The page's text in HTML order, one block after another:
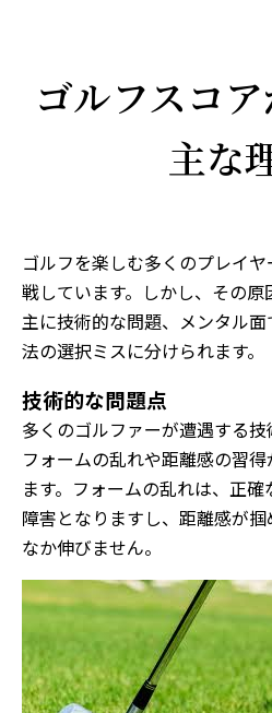
ゴルフスコ
主な
ゴルフを楽しむ多くのプレイ
戦しています。しかし、その原
主に技術的な問題、メンタル
法の選択ミスに分けられます。
技術的な問題点
多くのゴルファーが遭遇する
フォームの乱れや距離感の習
ます。フォームの乱れは、正
障害となりますし、距離感が
なか伸びません。